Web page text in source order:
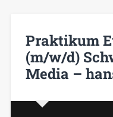
Praktikum
(m/w/d)
Media –